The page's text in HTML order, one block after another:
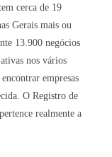
cerca de 19
Gerais mais ou
13.900 negócios
nos vários
empresas
O Registro de
realmente a